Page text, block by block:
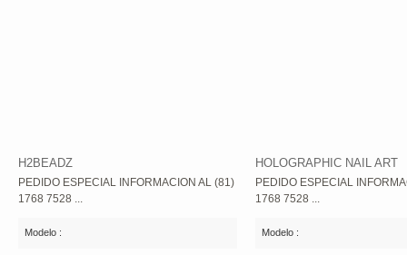
H2BEADZ
PEDIDO ESPECIAL INFORMACION AL (81)
1768 7528 ...
Modelo :
HOLOGRAPHIC NAIL ART
PEDIDO ESPECIAL
1768 7528 ...
Modelo :